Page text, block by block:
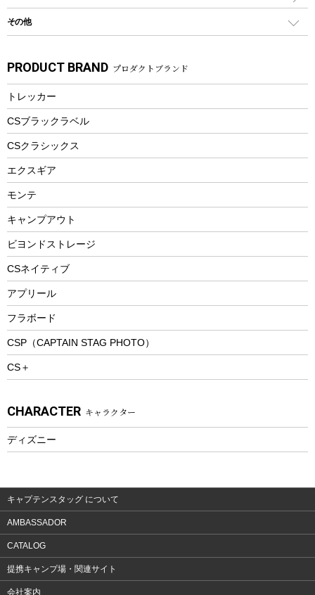
バーベキューツール
カトラリー
マグカップ、カップ
ステンレスボトル
フードボトル
トレー
ランチョンマット
ランチボックス
その他アウトドア雑貨
スプレー関係
ツール、他
パドル
ヘルメット
エアーポンプ
アクセサリー
シティサイクル
自転車ウェア
ラッシュガード
パラソル
フローティングベスト
ヘルメット
エアーポンプ
ビーチテント
ウィンター
スノーシュー
防寒ウェア
トレッキング
トレッキングアクセサリー
プレイグッズ
ウェルネス
ウェア、タオル
ウェア
その他
湯たんぽ
防災用品
PRODUCT BRAND プロダクトブランド
トレッカー
CSブラックラベル
CSクラシックス
エクスギア
モンテ
キャンプアウト
ビヨンドストレージ
CSネイティブ
アプリール
フラボード
CSP（CAPTAIN STAG PHOTO）
CS＋
CHARACTER キャラクター
ディズニー
キャプテンスタッグ について
AMBASSADOR
CATALOG
提携キャンプ場・関連サイト
会社案内